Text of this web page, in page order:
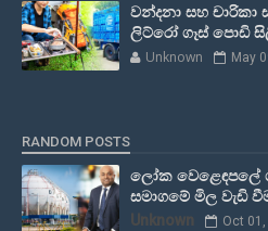
වන්දනා සහ
ලිට්රෝ ගෑස් පොඩි
Unknown May
RANDOM POSTS
ලෝක වෙළෙඳපලේ
සමාගමේ මිල වැඩි
Unknown Oct